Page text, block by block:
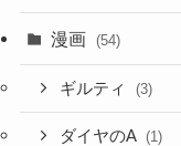
漫画 (54)
ギルティ (3)
ダイヤのA (1)